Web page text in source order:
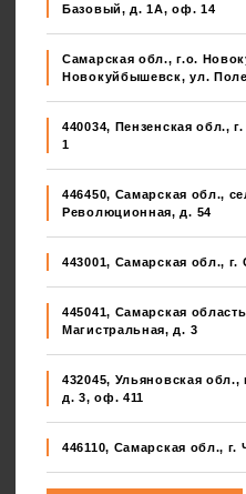
Базовый, д. 1А, оф. 14
Самарская обл., г.о.
Новокуйбышевск, ул.
440034, Пензенская обл.,
1
446450, Самарская обл.,
Революционная, д. 54
443001, Самарская обл.,
445041, Самарская
Магистральная, д. 3
432045, Ульяновская
д. 3, оф. 411
446110, Самарская обл.,